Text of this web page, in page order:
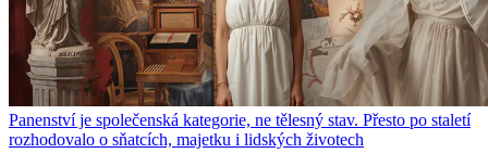
Panenství je společenská kategorie, ne tělesný stav. Přesto po staletí
rozhodovalo o sňatcích, majetku i lidských životech